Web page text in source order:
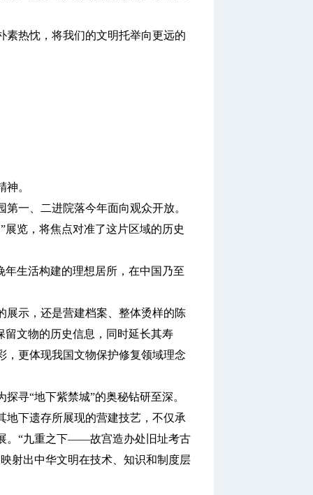
热忱，将我们的文明托举向更远的
。
一、二进院落今年面向观众开放。
览，将焦点对准了这片区域的历史
生活构建的理想居所，在中国乃至
示，还是营建档案、整体烫样的陈
留文物的历史信息，同时延长其寿
，更体现我国文物保护修复领域理念
“地下紫禁城”的奥秘钻研至深。
下遗存所展现的营建技艺，不仅承
。“九重之下——故宫造办处旧址考古
射出中华文明在技术、知识和制度层